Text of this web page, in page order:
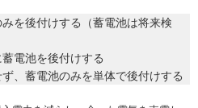
みを後付けする（蓄電池は将来検
蓄電池を後付けする
ず、蓄電池のみを単体で後付けする